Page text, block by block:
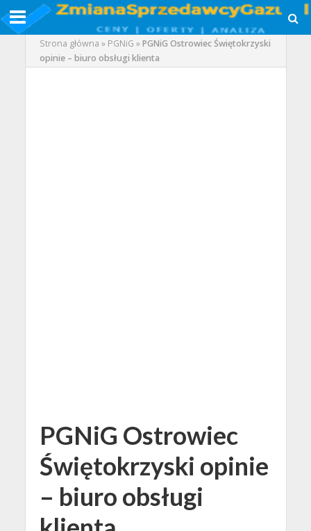
Strona główna » PGNiG »PGNiG Ostrowiec Świętokrzyski
opinie – biuro obsługi klienta
PGNiG Ostrowiec
Świętokrzyski opinie
– biuro obsługi